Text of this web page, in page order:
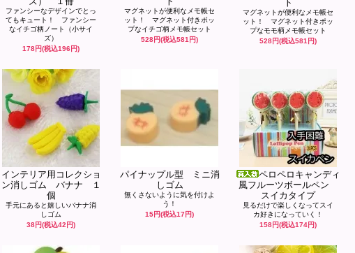
ファンシーなデザインでとっ
てもキュート！ ファンシー
なイチゴ柄ノート（小サイ
ズ）
178円(税込196円)
マグネットが便利なメモ帳セ
ット！ マグネット付きポッ
プなイチゴ柄メモ帳セット
528円(税込581円)
ト
マグネットが便利なメモ帳セ
ット！ マグネット付きポッ
プなモモ柄メモ帳セット
528円(税込581円)
インテリア用コレクショ
ン消しゴム バナナ １
個
手元にあると嬉しいバナナ消
しゴム
38円(税込42円)
パイナップル型 ミニ消
しゴム
無くさないように気を付けよ
う！
15円(税込17円)
ペロペロキャンディ
風フルーツボールペン
スイカタイプ
見るだけで楽しくなってスイ
カ好きになっていく！
158円(税込174円)